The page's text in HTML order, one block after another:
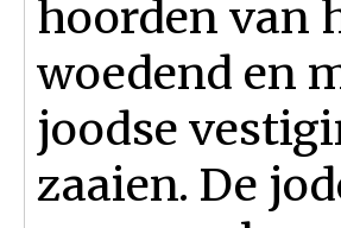
hoorden van
woedend en
joodse
zaaien. De